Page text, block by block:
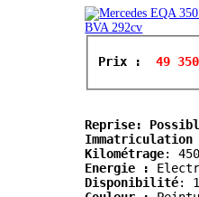
Prix : 49
Reprise:
Immatriculation
Kilométrage:
Energie :
Disponibilité: